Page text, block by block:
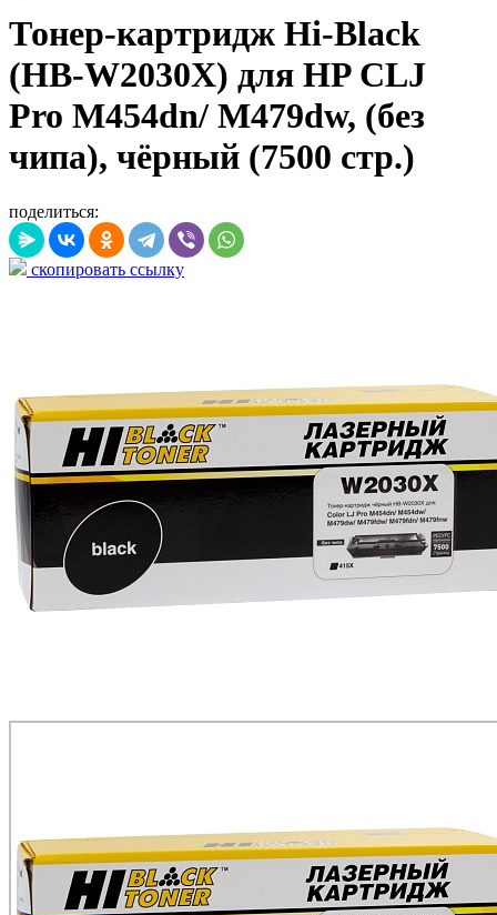
Тонер-картридж Hi-Black
(HB-W2030X) для HP CLJ
Pro M454dn/ M479dw, (без
чипа), чёрный (7500 стр.)
поделиться:
скопировать ссылку